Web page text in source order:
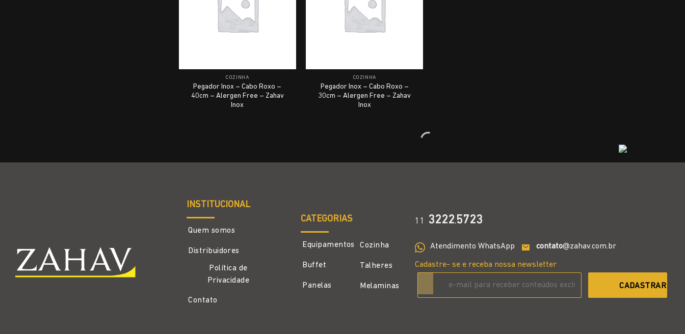
COZINHA
Pegador Inox – Cabo Roxo –
40cm – Alergen Free – Zahav
Inox
COZINHA
Pegador Inox – Cabo Roxo –
30cm – Alergen Free – Zahav
Inox
INSTITUCIONAL
Quem somos
Distribuidores
Política de
Privacidade
Contato
CATEGORIAS
Equipamentos
Buffet
Panelas
Cozinha
Talheres
Melaminas
11 3222.5723
Atendimento WhatsApp contato@zahav.com.br
Cadastre- se e receba nossa newsletter